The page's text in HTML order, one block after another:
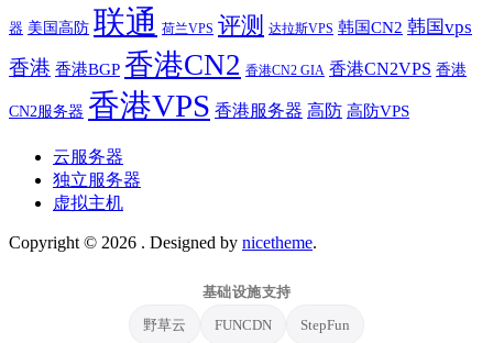
器 美国高防 联通 荷兰VPS 评测 达拉斯VPS 韩国CN2 韩国vps
香港 香港BGP 香港CN2 香港CN2 GIA 香港CN2VPS 香港
CN2服务器 香港VPS 香港服务器 高防 高防VPS
云服务器
独立服务器
虚拟主机
Copyright © 2026 . Designed by nicetheme.
基础设施支持
野草云
FUNCDN StepFun